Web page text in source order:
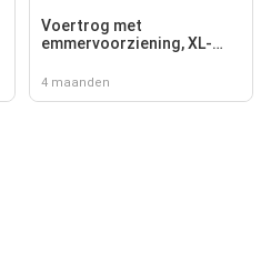
Voertrog met
emmervoorziening, XL-
4 maanden